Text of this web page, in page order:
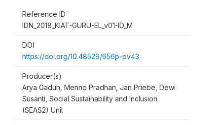
Reference ID
IDN_2018_KIAT-GURU-EL_v01-ID_M
DOI
https://doi.org/10.48529/656p-pv43
Producer(s)
Arya Gaduh, Menno Pradhan, Jan Priebe, Dewi
Susanti, Social Sustainability and Inclusion
(SEAS2) Unit